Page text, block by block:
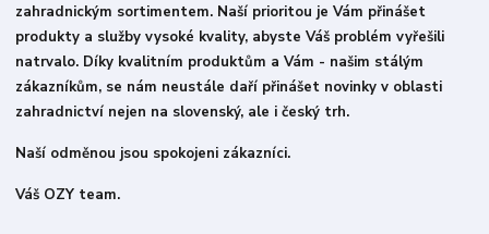
zahradnickým sortimentem. Naší prioritou je Vám přinášet
produkty a služby vysoké kvality, abyste Váš problém vyřešili
natrvalo. Díky kvalitním produktům a Vám - našim stálým
zákazníkům, se nám neustále daří přinášet novinky v oblasti
zahradnictví nejen na slovenský, ale i český trh.
Naší odměnou jsou spokojeni zákazníci.
Váš OZY team.